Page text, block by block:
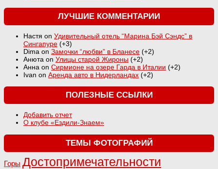
ЛУЧШИЕ КОММЕНТАРИИ
Настя on Удивительный отель “Марина Бэй Сэндс” в
Сингапуре +3
Dima on Замочки “любви” в Бланесе +2
Анюта on Улицы старой Жироны
+2
Анна on Сирмионе на озере Гарда в Италии
+2
Ivan on Аренда авто в Нидерландах +2
ПОЛЕЗНЫЕ ССЫЛКИ
Добавить отчет
О клубе «Ездили-Знаем»
ТЕМЫ ФОТОГРАФИЙ
Горы Достопримечательности